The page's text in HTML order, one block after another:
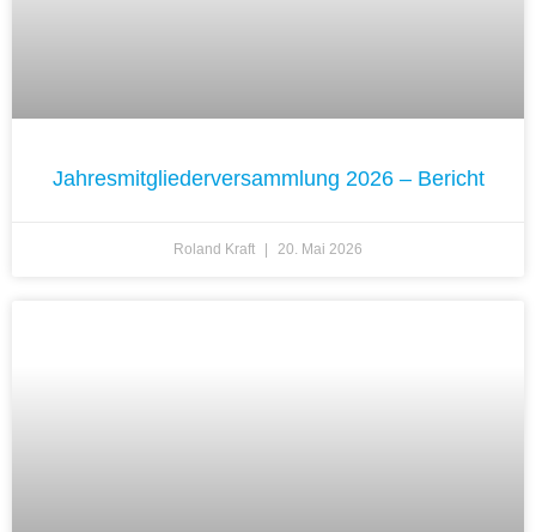
Jahresmitgliederversammlung 2026 – Bericht
Roland Kraft 20. Mai 2026